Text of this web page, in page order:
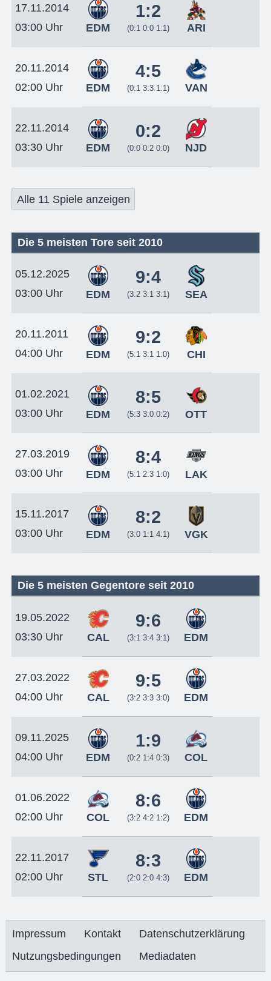
17.11.2014
03:00 Uhr
EDM
1:2
(0:1 0:0 1:1) ARI
20.11.2014
02:00 Uhr
EDM
4:5
(0:1 3:3 1:1) VAN
22.11.2014
03:30 Uhr
EDM
0:2
(0:0 0:2 0:0) NJD
Alle 11 Spiele anzeigen
Die 5 meisten Tore seit 2010
05.12.2025
03:00 Uhr
EDM
9:4
(3:2 3:1 3:1) SEA
20.11.2011
04:00 Uhr
EDM
9:2
(5:1 3:1 1:0) CHI
01.02.2021
03:00 Uhr
EDM
8:5
(5:3 3:0 0:2) OTT
27.03.2019
03:00 Uhr
EDM
8:4
(5:1 2:3 1:0) LAK
15.11.2017
03:00 Uhr
EDM
8:2
(3:0 1:1 4:1) VGK
Die 5 meisten Gegentore seit 2010
19.05.2022
03:30 Uhr
CAL
9:6
(3:1 3:4 3:1) EDM
27.03.2022
04:00 Uhr
CAL
9:5
(3:2 3:3 3:0) EDM
09.11.2025
04:00 Uhr
EDM
1:9
(0:2 1:4 0:3) COL
01.06.2022
02:00 Uhr
COL
8:6
(3:2 4:2 1:2) EDM
22.11.2017
02:00 Uhr
STL
8:3
(2:0 2:0 4:3) EDM
Impressum Kontakt
Datenschutzerklärung
Nutzungsbedingungen
Mediadaten